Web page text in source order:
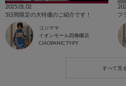
2025.01.02
5日間限定の大特価のご紹介です！
コジママ
イオンモール四條畷店
CIAOPANIC TYPY